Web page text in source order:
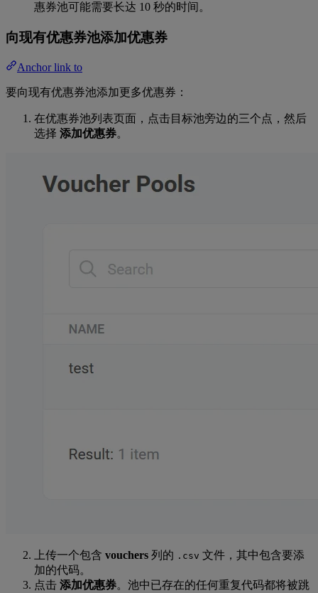
惠券池可能需要长达 10 秒的时间。
向现有优惠券池添加优惠券
Anchor link to
要向现有优惠券池添加更多优惠券：
在优惠券池列表页面，点击目标池旁边的三个点，然后
选择 添加优惠券。
上传一个包含 vouchers 列的 .csv 文件，其中包含要添
加的代码。
点击 添加优惠券。池中已存在的任何重复代码都将被跳